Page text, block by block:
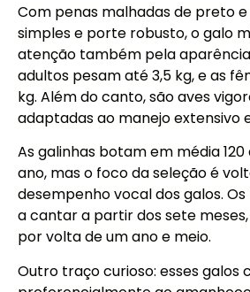
Com penas malhadas de preto
simples e porte robusto, o galo
atenção também pela
adultos pesam até 3,5 kg, e as
kg. Além do canto, são aves
adaptadas ao manejo extensivo
As galinhas botam em média 120
ano, mas o foco da seleção é
desempenho vocal dos galos.
a cantar a partir dos sete
por volta de um ano e meio.
Outro traço curioso: esses